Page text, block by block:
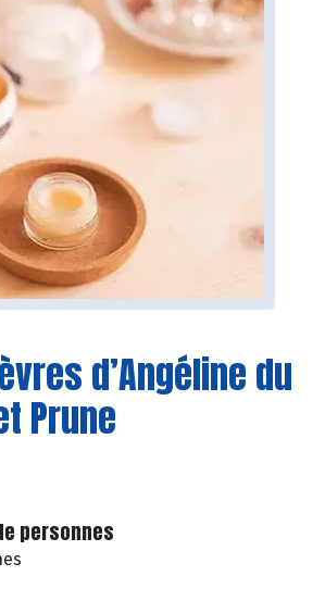
d’Angéline du
Prune
personnes